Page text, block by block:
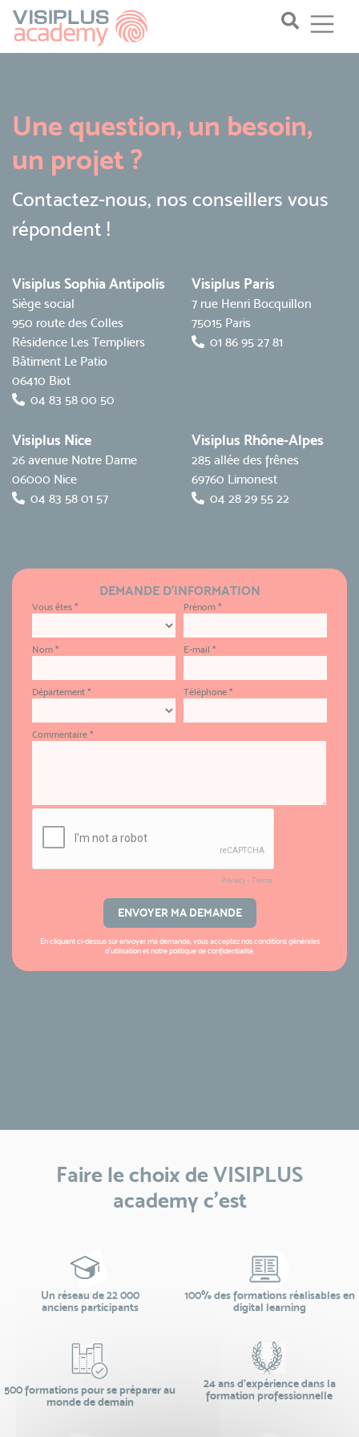
Une question, un besoin,
un projet ?
Contactez-nous, nos conseillers vous
répondent !
Visiplus Sophia Antipolis
Siège social
950 route des Colles
Résidence Les Templiers
Bâtiment Le Patio
06410 Biot
04 83 58 00 50
Visiplus Paris
7 rue Henri Bocquillon
75015 Paris
01 86 95 27 81
Visiplus Nice
26 avenue Notre Dame
06000 Nice
04 83 58 01 57
Visiplus Rhône-Alpes
285 allée des frênes
69760 Limonest
04 28 29 55 22
Faire le choix de VISIPLUS
academy c’est
Un réseau de 22 000
anciens participants
100% des formations réalisables en
digital learning
500 formations pour se préparer au
monde de demain
24 ans d'expérience dans la
formation professionnelle